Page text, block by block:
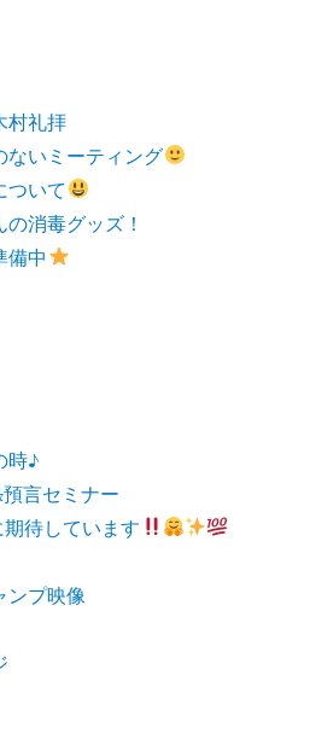
礼拝
ないミーティング
ついて
消毒グッズ！
備中
時♪
言セミナー
待しています
ンプ映像